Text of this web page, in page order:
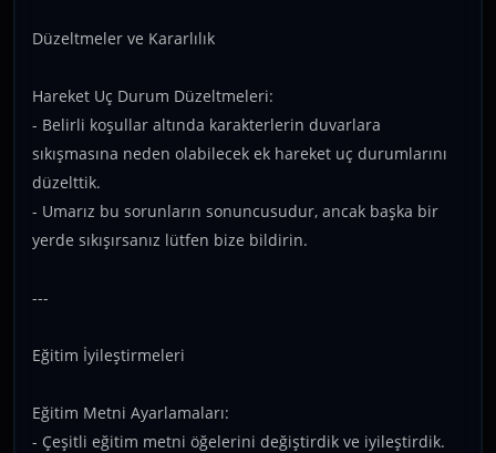
Düzeltmeler ve Kararlılık
Hareket Uç Durum Düzeltmeleri:
- Belirli koşullar altında karakterlerin duvarlara
sıkışmasına neden olabilecek ek hareket uç durumlarını
düzelttik.
- Umarız bu sorunların sonuncusudur, ancak başka bir
yerde sıkışırsanız lütfen bize bildirin.
---
Eğitim İyileştirmeleri
Eğitim Metni Ayarlamaları:
- Çeşitli eğitim metni öğelerini değiştirdik ve iyileştirdik.